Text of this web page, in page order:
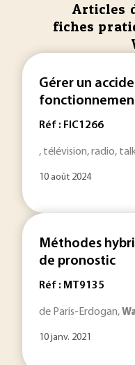
Articles
fiches
Gérer un
Réf : FIC1266
, télévision, radio,
10 août 2024
Méthodes
de pronostic
Réf : MT9135
de Paris-Erdogan,
10 janv. 2021